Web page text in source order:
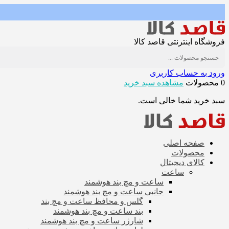
فروشگاه اینترنتی قاصد کالا
ورود به حساب کاربری
0 محصولات
مشاهده سبد خرید
سبد خرید شما خالی است.
صفحه اصلی
محصولات
کالای دیجیتال
ساعت
ساعت و مچ بند هوشمند
جانبی ساعت و مچ بند هوشمند
گلس و محافظ ساعت و مچ بند
بند ساعت و مچ بند هوشمند
شارژر ساعت و مچ بند هوشمند